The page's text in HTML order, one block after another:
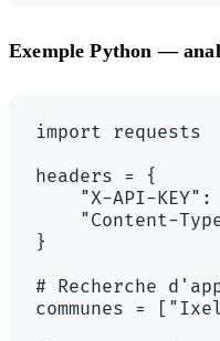
Exemple Python —
import requests
headers = {
"X-API-KEY":
"Content-
}
# Recherche
communes =